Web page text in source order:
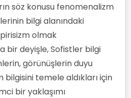
söz konusu fenomenalizm
bilgi alanındaki
olmak
bir deyişle, Sofistler bilgi
görünüşlerin duyu
bilgisini temele aldıkları için
bir yaklaşımı